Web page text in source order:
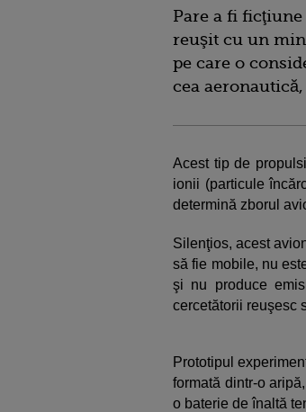
Pare a fi
reuşit cu un
pe care o
cea
Acest tip de
ionii (particule
determină zborul
Silenţios, acest
să fie mobile, nu
şi nu produce
cercetătorii reuşesc
Prototipul
formată dintr-o
o baterie de înaltă